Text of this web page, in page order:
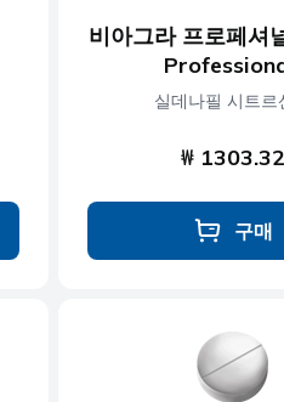
비아그라 프로페셔
실데나필 시트르
₩ 1303.32
구매